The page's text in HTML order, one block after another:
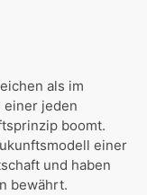
als im
einer jeden
boomt.
einer
und haben
bewährt.